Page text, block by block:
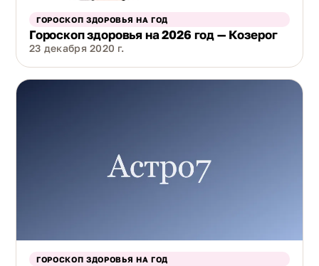
ГОРОСКОП ЗДОРОВЬЯ НА ГОД
Гороскоп здоровья на 2026 год — Козерог
23 декабря 2020 г.
ГОРОСКОП ЗДОРОВЬЯ НА ГОД